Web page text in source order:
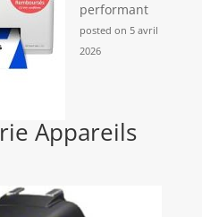
performant
posted on 5 avril
2026
Appareils